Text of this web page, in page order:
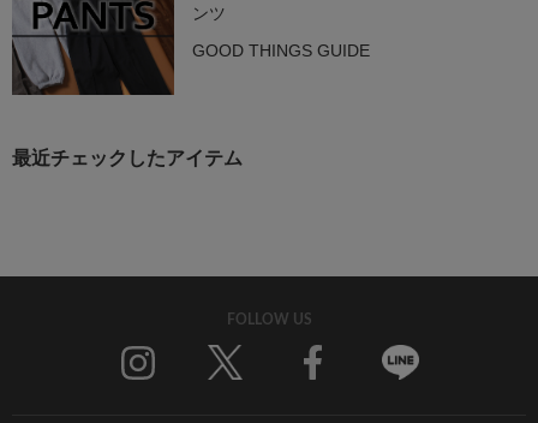
ンツ
GOOD THINGS GUIDE
最近チェックしたアイテム
FOLLOW US